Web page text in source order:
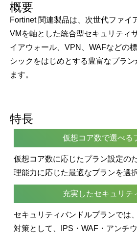
概要
Fortinet 関連製品は、次世代ファイ
VMを軸とした統合型セキュリティ
イアウォール、VPN、WAFなどの
シックをはじめとする豊富なプラ
ます。
特長
仮想コア数で選べる
仮想コア数に応じたプラン設定の
理能力に応じた最適なプランを選
充実したセキュリテ
セキュリティバンドルプランでは
対策として、IPS・WAF・アンチ